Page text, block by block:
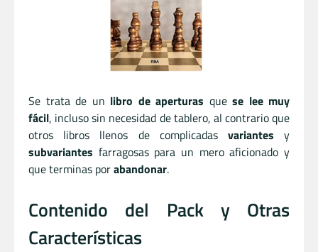
Se trata de un libro de aperturas quese lee muy
fácil, incluso sin necesidad de tablero, al contrario que
otros libros llenos de complicadas variantes y
subvariantes farragosas para un mero aficionado y
que terminas porabandonar.
Contenido del Pack y Otras
Características